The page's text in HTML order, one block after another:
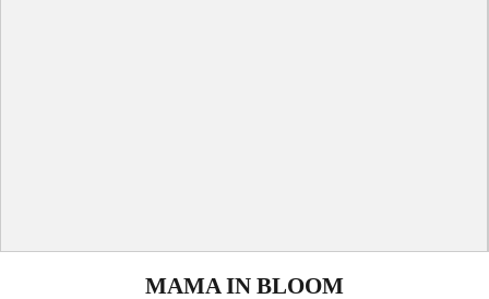
MAMA IN BLOOM